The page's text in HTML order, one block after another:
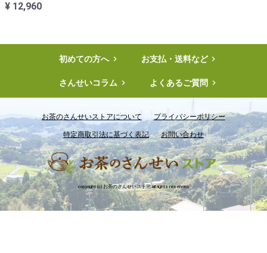
¥ 12,960
初めての方へ  お支払・送料など
さんせいコラム  よくあるご質問 
お茶のさんせいストアについて プライバシーポリシー
特定商取引法に基づく表記 お問い合わせ
copyright (c) お茶のさんせいストア all rights reserved.